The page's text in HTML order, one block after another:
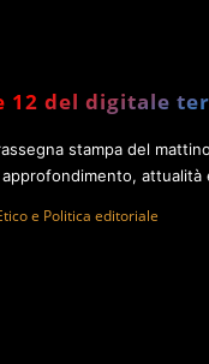
12 del digitale
stampa del
attualità
e Politica editoriale